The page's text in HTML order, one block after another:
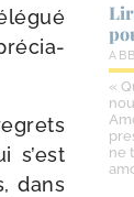
s’est
dans
«
ne